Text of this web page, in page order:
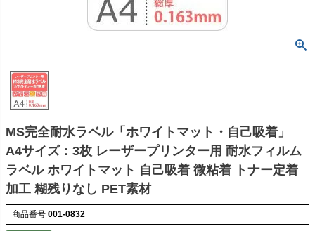
MS完全耐水ラベル「ホワイトマット・自己吸着」
A4サイズ：3枚 レーザープリンター用 耐水フィルム
ラベル ホワイトマット 自己吸着 微粘着 トナー定着
加工 糊残りなし PET素材
商品番号 001-0832